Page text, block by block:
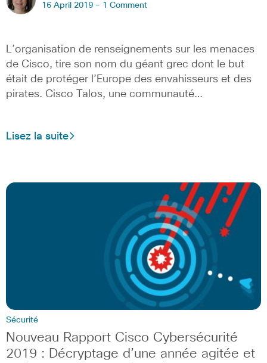
16 April 2019 - 1 Comment
L’organisation de renseignements sur les menaces
de Cisco, tire son nom du géant grec dont le but
était de protéger l’Europe des envahisseurs et des
pirates. Cisco Talos, une communauté…
Lisez la suite
Sécurité
Nouveau Rapport Cisco Cybersécurité
2019 : Décryptage d’une année agitée et